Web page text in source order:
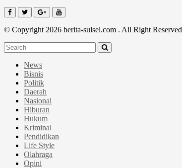
© Copyright 2026 berita-sulsel.com . All Right Reserved
News
Bisnis
Politik
Daerah
Nasional
Hiburan
Hukum
Kriminal
Pendidikan
Life Style
Olahraga
Opini